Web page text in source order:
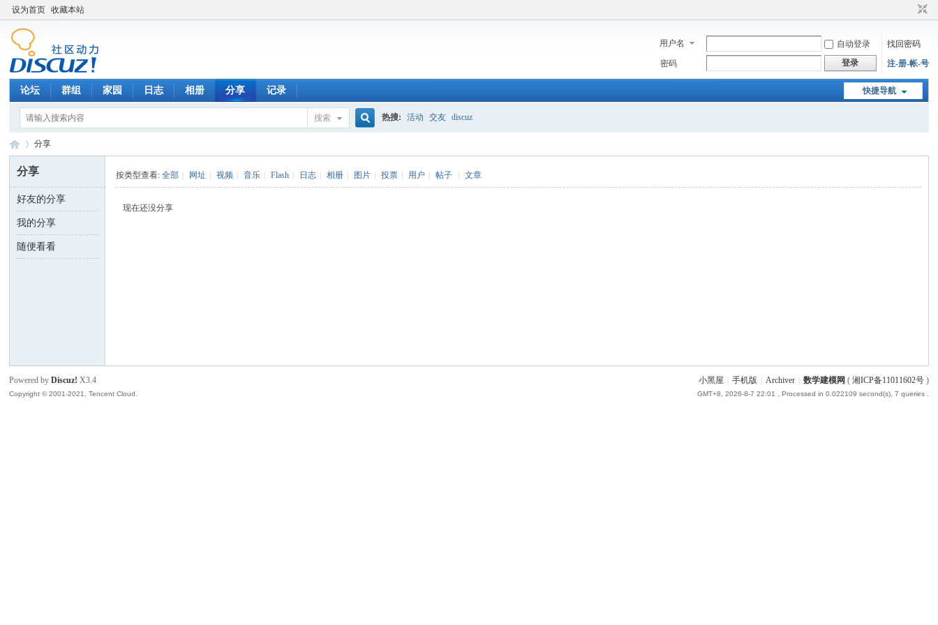
设为首页 收藏本站
用户名 自动登录
找回密码
密码
登录 注-册-帐-号
快捷导航
论坛 群组 家园 日志 相册 分享 记录
搜索 热搜: 活动 交友 discuz
数 ›
分享
分享
好友的分享
我的分享
随便看看
按类型查看:全部 网址 视频 音乐 Flash 日志 相册 图片 投票 用户 帖子 文章
现在还没分享
小黑屋 手机版 Archiver 数学建模网 ( 湘ICP备11011602号)
GMT+8, 2026-8-7 22:01 , Processed in 0.022109 second(s), 7 queries .
Powered byDiscuz! X3.4
Copyright © 2001-2021, Tencent Cloud.